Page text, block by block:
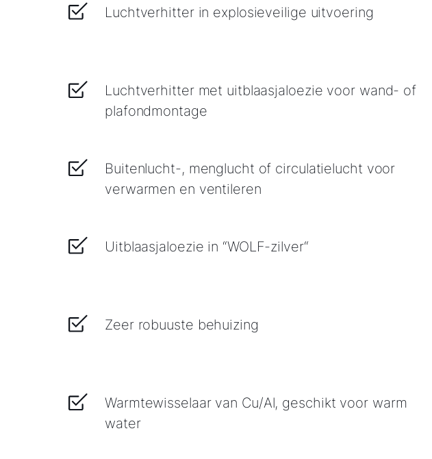
Luchtverhitter in explosieveilige uitvoering
Luchtverhitter met uitblaasjaloezie voor wand- of
plafondmontage
Buitenlucht-, menglucht of circulatielucht voor
verwarmen en ventileren
Uitblaasjaloezie in “WOLF-zilver“
Zeer robuuste behuizing
Warmtewisselaar van Cu/Al, geschikt voor warm
water